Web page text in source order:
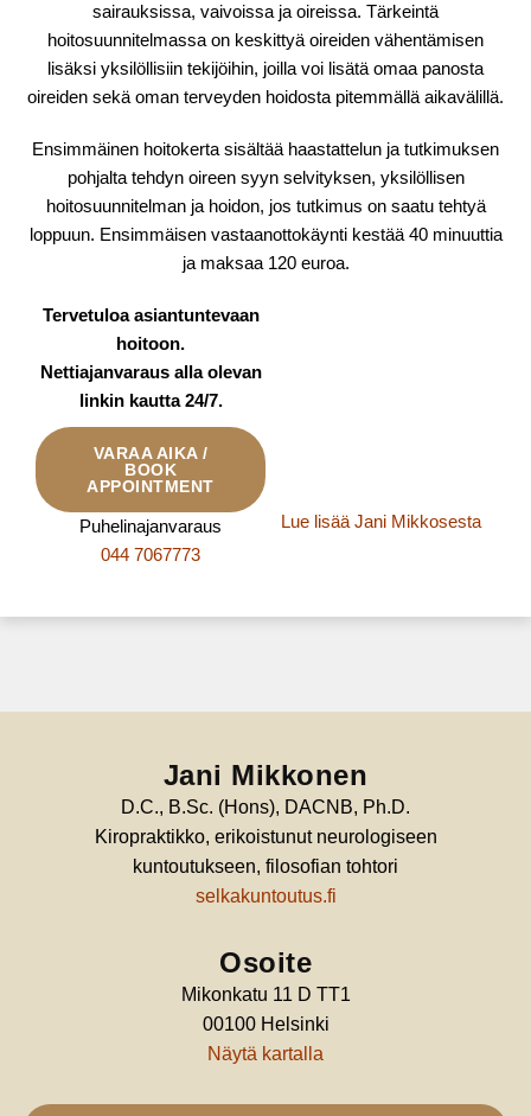
sairauksissa, vaivoissa ja oireissa. Tärkeintä
hoitosuunnitelmassa on keskittyä oireiden vähentämisen
lisäksi yksilöllisiin tekijöihin, joilla voi lisätä omaa panosta
oireiden sekä oman terveyden hoidosta pitemmällä aikavälillä.
Ensimmäinen hoitokerta sisältää haastattelun ja tutkimuksen
pohjalta tehdyn oireen syyn selvityksen, yksilöllisen
hoitosuunnitelman ja hoidon, jos tutkimus on saatu tehtyä
loppuun. Ensimmäisen vastaanottokäynti kestää 40 minuuttia
ja maksaa 120 euroa.
Tervetuloa asiantuntevaan
hoitoon.
Nettiajanvaraus alla olevan
linkin kautta 24/7.
VARAA AIKA /
BOOK
APPOINTMENT
Puhelinajanvaraus
044 7067773
Lue lisää Jani Mikkosesta
Jani Mikkonen
D.C., B.Sc. (Hons), DACNB, Ph.D.
Kiropraktikko, erikoistunut neurologiseen
kuntoutukseen, filosofian tohtori
selkakuntoutus.fi
Osoite
Mikonkatu 11 D TT1
00100 Helsinki
Näytä kartalla